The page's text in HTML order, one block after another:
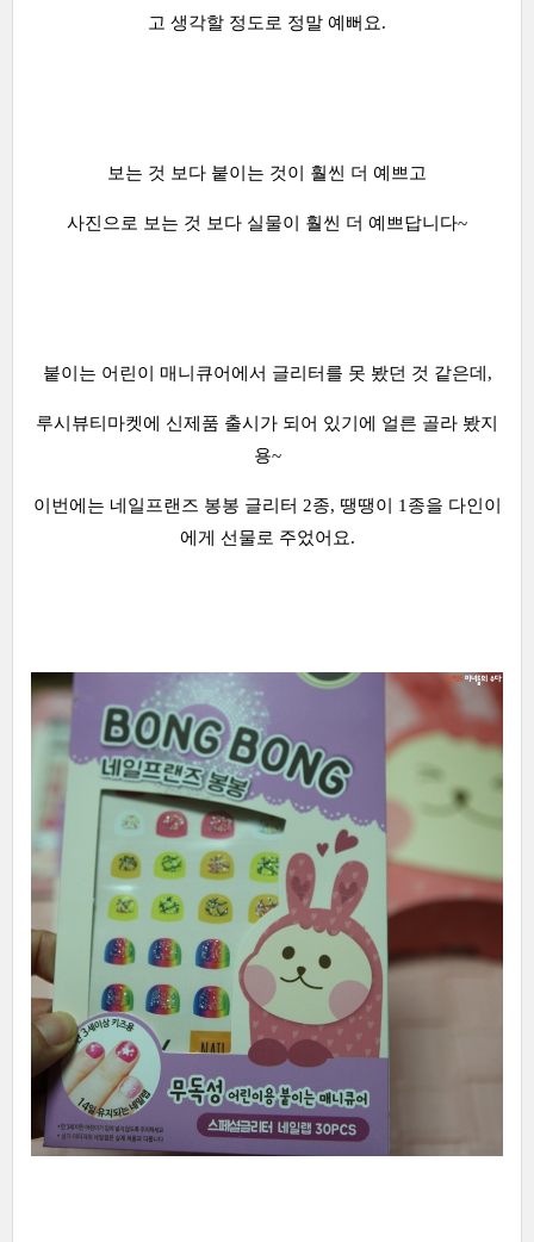
고 생각할 정도로 정말 예뻐요.
보는 것 보다 붙이는 것이 훨씬 더 예쁘고
사진으로 보는 것 보다 실물이 훨씬 더 예쁘답니다~
붙이는 어린이 매니큐어에서 글리터를 못 봤던 것 같은데,
루시뷰티마켓에 신제품 출시가 되어 있기에 얼른 골라 봤지
용~
이번에는 네일프랜즈 봉봉 글리터 2종, 땡땡이 1종을 다인이
에게 선물로 주었어요.